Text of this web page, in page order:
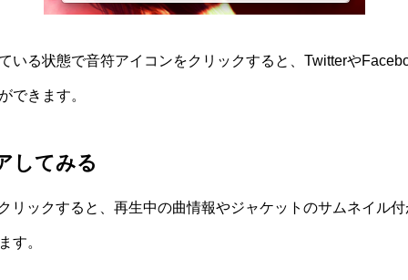
いる状態で音符アイコンをクリックすると、Twitterや
できます。
してみる
リックすると、再生中の曲情報やジャケットのサムネイル
す。